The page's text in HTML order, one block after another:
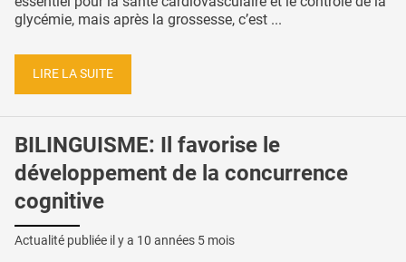
glycémie, mais après la grossesse, c’est ...
LIRE LA SUITE
BILINGUISME: Il favorise le
développement de la concurrence
cognitive
Actualité publiée il y a 10 années 5 mois